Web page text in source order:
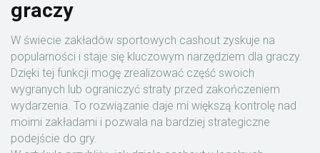
graczy
W świecie zakładów sportowych cashout zyskuje na
popularności i staje się kluczowym narzędziem dla graczy.
Dzięki tej funkcji mogę zrealizować część swoich
wygranych lub ograniczyć straty przed zakończeniem
wydarzenia. To rozwiązanie daje mi większą kontrolę nad
moimi zakładami i pozwala na bardziej strategiczne
podejście do gry.